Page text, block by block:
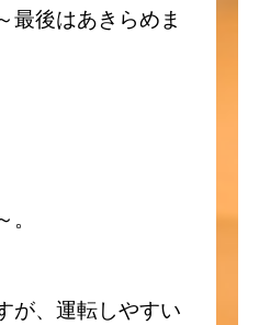
最後はあきらめま
が、運転しやすい